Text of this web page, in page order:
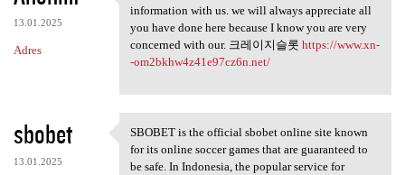
13.01.2025
Adres
Thank you because you have
information with us. we will always appreciate all
you have done here because I know you are very
concerned with our. 크레이지슬롯 https://www.xn-
-om2bkhw4z41e97cz6n.net/
sbobet
13.01.2025
SBOBET is the official sbobet
SBOBET is the official sbobet online site known
for its online soccer games that are guaranteed to
be safe. In Indonesia, the popular service for